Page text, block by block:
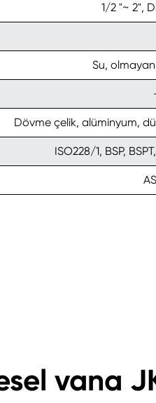
1/2 "~ 2",
Su, olmayan
Dövme çelik, alüminyum,
ISO228/1, BSP,
vana